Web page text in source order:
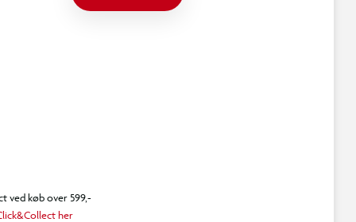
ved køb over 599,-
her